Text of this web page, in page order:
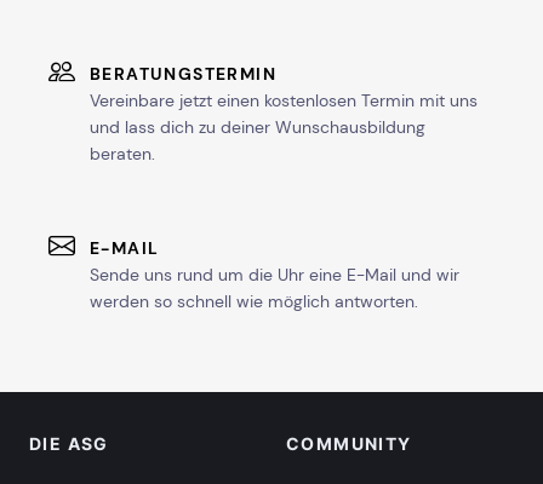
ab Sa, 16. Januar 2027
ab Sa, 13. März 2027
mehr Termine in Stuttgart anzeigen
BERATUNGSTERMIN
Vereinbare jetzt einen kostenlosen Termin mit uns
und lass dich zu deiner Wunschausbildung
beraten.
E-MAIL
Sende uns rund um die Uhr eine E-Mail und wir
werden so schnell wie möglich antworten.
DIE ASG COMMUNITY